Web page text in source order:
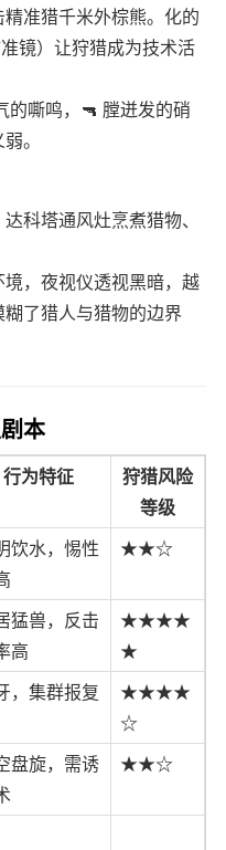
准猎千米外棕熊。化的
镜）让狩猎成为技术活
的嘶鸣，🔫 膛迸发的硝
。
科塔通风灶烹煮猎物、
，夜视仪透视黑暗，越
了猎人与猎物的边界
本
行为特征
狩猎风险
等级
饮水，惕性
★★☆
猛兽，反击
高
★★★★
★
，集群报复
★★★★
☆
盘旋，需诱
★★☆